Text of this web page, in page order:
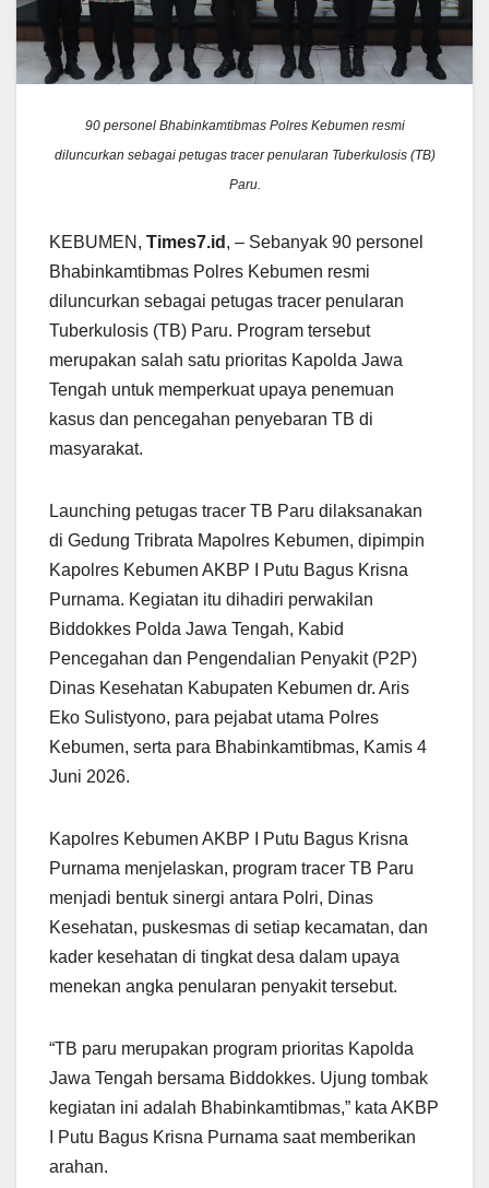
90 personel Bhabinkamtibmas Polres Kebumen resmi
diluncurkan sebagai petugas tracer penularan Tuberkulosis (TB)
Paru.
KEBUMEN, Times7.id , – Sebanyak 90 personel
Bhabinkamtibmas Polres Kebumen resmi
diluncurkan sebagai petugas tracer penularan
Tuberkulosis (TB) Paru. Program tersebut
merupakan salah satu prioritas Kapolda Jawa
Tengah untuk memperkuat upaya penemuan
kasus dan pencegahan penyebaran TB di
masyarakat.
Launching petugas tracer TB Paru dilaksanakan
di Gedung Tribrata Mapolres Kebumen, dipimpin
Kapolres Kebumen AKBP I Putu Bagus Krisna
Purnama. Kegiatan itu dihadiri perwakilan
Biddokkes Polda Jawa Tengah, Kabid
Pencegahan dan Pengendalian Penyakit (P2P)
Dinas Kesehatan Kabupaten Kebumen dr. Aris
Eko Sulistyono, para pejabat utama Polres
Kebumen, serta para Bhabinkamtibmas, Kamis 4
Juni 2026.
Kapolres Kebumen AKBP I Putu Bagus Krisna
Purnama menjelaskan, program tracer TB Paru
menjadi bentuk sinergi antara Polri, Dinas
Kesehatan, puskesmas di setiap kecamatan, dan
kader kesehatan di tingkat desa dalam upaya
menekan angka penularan penyakit tersebut.
“TB paru merupakan program prioritas Kapolda
Jawa Tengah bersama Biddokkes. Ujung tombak
kegiatan ini adalah Bhabinkamtibmas,” kata AKBP
I Putu Bagus Krisna Purnama saat memberikan
arahan.